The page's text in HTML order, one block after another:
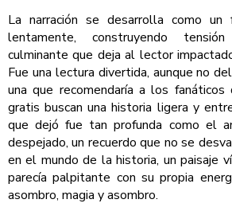
La narración se desarrolla como
lentamente, construyendo
culminante que deja al lector
Fue una lectura divertida, aunque no
una que recomendaría a los
gratis buscan una historia ligera y
que dejó fue tan profunda como el
despejado, un recuerdo que no se
en el mundo de la historia, un paisaje
parecía palpitante con su propia
asombro, magia y asombro.